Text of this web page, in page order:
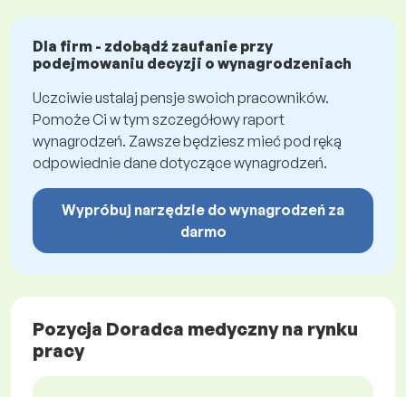
Dla firm - zdobądź zaufanie przy
podejmowaniu decyzji o wynagrodzeniach
Uczciwie ustalaj pensje swoich pracowników.
Pomoże Ci w tym szczegółowy raport
wynagrodzeń. Zawsze będziesz mieć pod ręką
odpowiednie dane dotyczące wynagrodzeń.
Wypróbuj narzędzie do wynagrodzeń za
darmo
Pozycja Doradca medyczny na rynku
pracy